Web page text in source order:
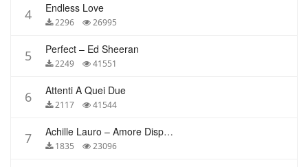
4 Endless Love
2296 26995
5 Perfect – Ed Sheeran
2249 41551
6 Attenti A Quei Due
2117 41544
7 Achille Lauro – Amore Disperato
1835 23096